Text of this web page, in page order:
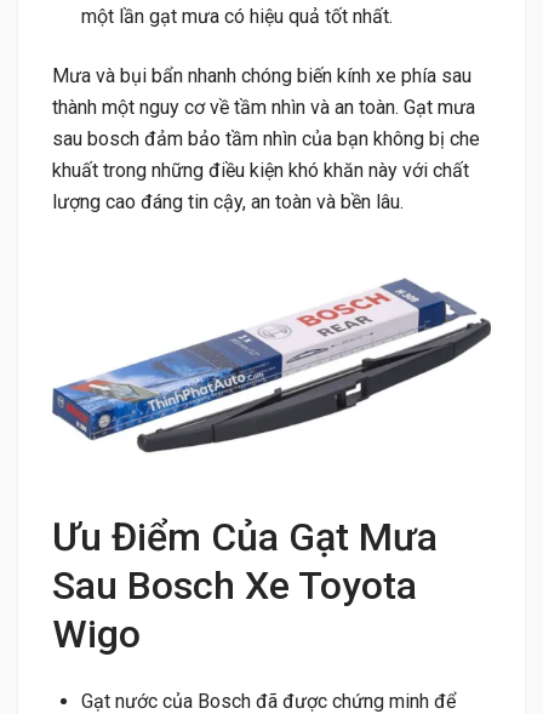
một lần gạt mưa có hiệu quả tốt nhất.
Mưa và bụi bẩn nhanh chóng biến kính xe phía sau
thành một nguy cơ về tầm nhìn và an toàn. Gạt mưa
sau bosch đảm bảo tầm nhìn của bạn không bị che
khuất trong những điều kiện khó khăn này với chất
lượng cao đáng tin cậy, an toàn và bền lâu.
Ưu Điểm Của Gạt Mưa
Sau Bosch Xe Toyota
Wigo
Gạt nước của Bosch đã được chứng minh để